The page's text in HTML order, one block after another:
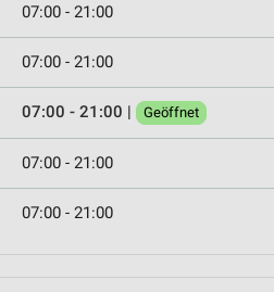
07:00 - 21:00
07:00 - 21:00
07:00 - 21:00 | Geöffnet
07:00 - 21:00
07:00 - 21:00